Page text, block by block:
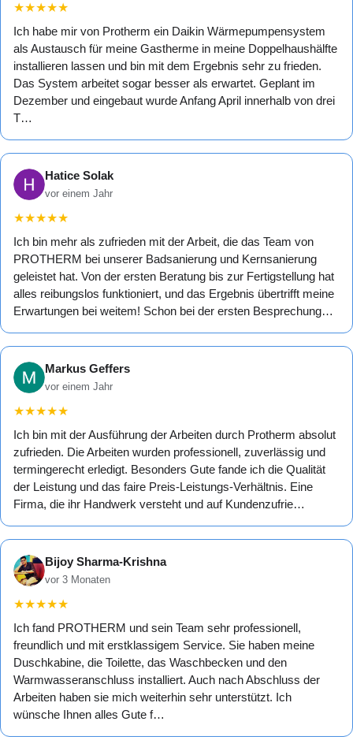
★★★★★
Ich habe mir von Protherm ein Daikin Wärmepumpensystem
als Austausch für meine Gastherme in meine Doppelhaushälfte
installieren lassen und bin mit dem Ergebnis sehr zu frieden.
Das System arbeitet sogar besser als erwartet. Geplant im
Dezember und eingebaut wurde Anfang April innerhalb von drei
T…
Hatice Solak
vor einem Jahr
★★★★★
Ich bin mehr als zufrieden mit der Arbeit, die das Team von
PROTHERM bei unserer Badsanierung und Kernsanierung
geleistet hat. Von der ersten Beratung bis zur Fertigstellung hat
alles reibungslos funktioniert, und das Ergebnis übertrifft meine
Erwartungen bei weitem! Schon bei der ersten Besprechung…
Markus Geffers
vor einem Jahr
★★★★★
Ich bin mit der Ausführung der Arbeiten durch Protherm absolut
zufrieden. Die Arbeiten wurden professionell, zuverlässig und
termingerecht erledigt. Besonders Gute fande ich die Qualität
der Leistung und das faire Preis-Leistungs-Verhältnis. Eine
Firma, die ihr Handwerk versteht und auf Kundenzufrie…
Bijoy Sharma-Krishna
vor 3 Monaten
★★★★★
Ich fand PROTHERM und sein Team sehr professionell,
freundlich und mit erstklassigem Service. Sie haben meine
Duschkabine, die Toilette, das Waschbecken und den
Warmwasseranschluss installiert. Auch nach Abschluss der
Arbeiten haben sie mich weiterhin sehr unterstützt. Ich
wünsche Ihnen alles Gute f…